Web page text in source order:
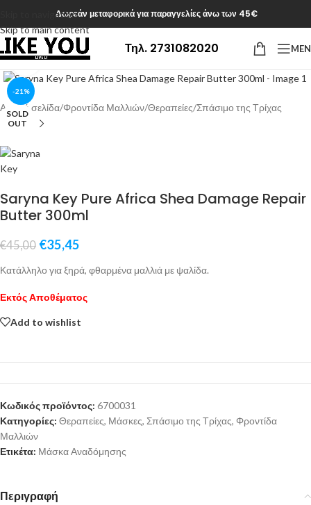
Skip to navigation
Skip to main content
Δωρεάν μεταφορικά για παραγγελίες άνω των 45€
Τηλ. 2731082020
-21%
SOLD
OUT
Click to enlarge
Αρχική σελίδα/Φροντίδα Μαλλιών/Θεραπείες/Σπάσιμο της Τρίχας
Saryna Key Pure Africa Shea Damage Repair
Butter 300ml
€45,00 €35,45
Κατάλληλο για ξηρά, φθαρμένα μαλλιά με ψαλίδα.
Εκτός Αποθέματος
Add to wishlist
Κωδικός προϊόντος: 6700031
Κατηγορίες: Θεραπείες, Μάσκες, Σπάσιμο της Τρίχας, Φροντίδα
Μαλλιών
Ετικέτα: Μάσκα Αναδόμησης
Περιγραφή